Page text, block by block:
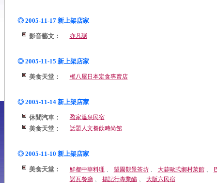
◎ 2005-11-17 新上架店家
影音藝文： 亦凡琚
◎ 2005-11-15 新上架店家
美食天堂： 權八屋日本定食專賣店
◎ 2005-11-14 新上架店家
休閒汽車： 盈家溫泉民宿
美食天堂： 話題人文餐飲時尚館
◎ 2005-11-10 新上架店家
美食天堂： 鮮都中華料理 、 望園觀景茶坊、 大蒜歐式鄉村菜館、
諾瓦餐廳、 揚記行專業醋、 大阪六民宿